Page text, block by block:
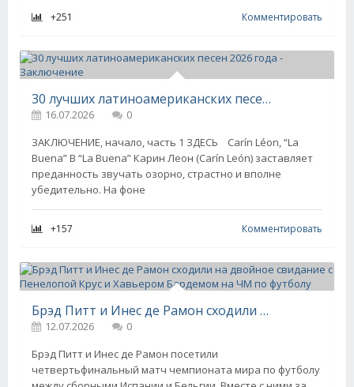
+251 Комментировать
30 лучших латиноамериканских песен 2026 года - Заключение
16.07.2026
0
ЗАКЛЮЧЕНИЕ, начало, часть 1 ЗДЕСЬ Carín Léon, “La
Buena” В “La Buena” Карин Леон (Carín León) заставляет
преданность звучать озорно, страстно и вполне
убедительно. На фоне
+157 Комментировать
Брэд Питт и Инес де Рамон сходили на двойное свидание с Пенелопой Крус и Хавьером Бардемом на ЧМ по футболу
12.07.2026
0
Брэд Питт и Инес де Рамон посетили
четвертьфинальный матч чемпионата мира по футболу